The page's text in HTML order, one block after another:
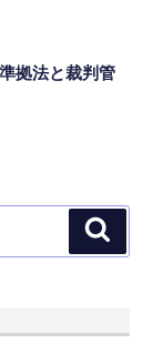
拠法と裁判管